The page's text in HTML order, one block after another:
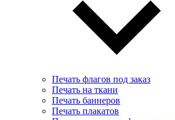
Печать флагов под заказ
Печать на ткани
Печать баннеров
Печать плакатов